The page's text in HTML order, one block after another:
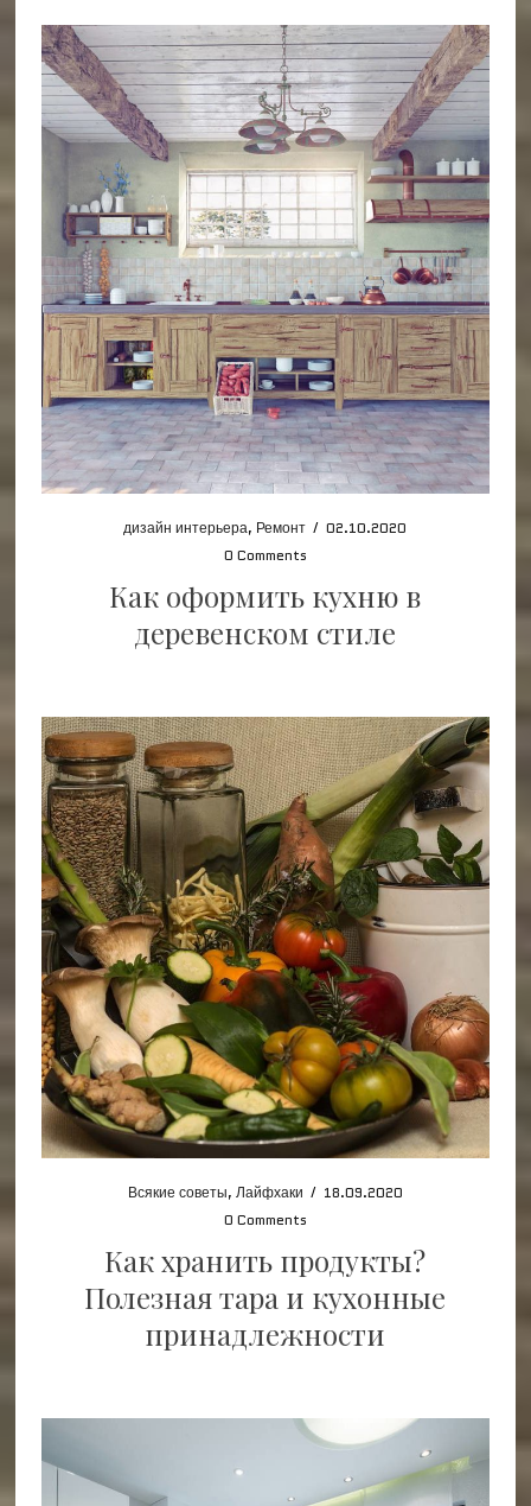
дизайн интерьера, Ремонт / 02.10.2020
0 Comments
Как оформить кухню в
деревенском стиле
Всякие советы, Лайфхаки / 18.09.2020
0 Comments
Как хранить продукты?
Полезная тара и кухонные
принадлежности